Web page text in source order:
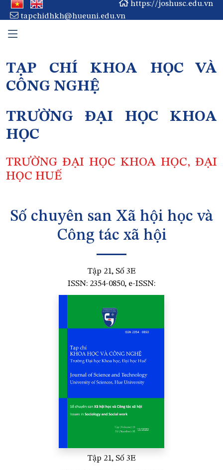
https://joshusc.edu.vn
tapchidhkh@hueuni.edu.vn
TẠP CHÍ KHOA HỌC VÀ
CÔNG NGHỆ
TRƯỜNG ĐẠI HỌC KHOA
HỌC
TRƯỜNG ĐẠI HỌC KHOA HỌC, ĐẠI
HỌC HUẾ
Số chuyên san Xã hội học và
Công tác xã hội
Tập 21, Số 3E
ISSN: 2354-0850, e-ISSN:
Tập 21, Số 3E